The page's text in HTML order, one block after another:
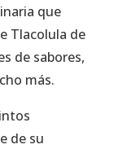
que
Tlacolula de
de sabores,
más.
de su